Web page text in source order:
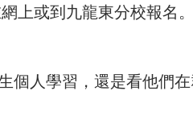
上或到九龍東分校報名
個人學習，還是看他們